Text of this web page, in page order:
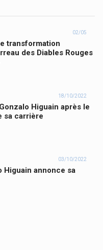
02/05
transformation
des Diables Rouges
18/10/2022
Higuain après le
sa carrière
03/10/2022
Higuain annonce sa